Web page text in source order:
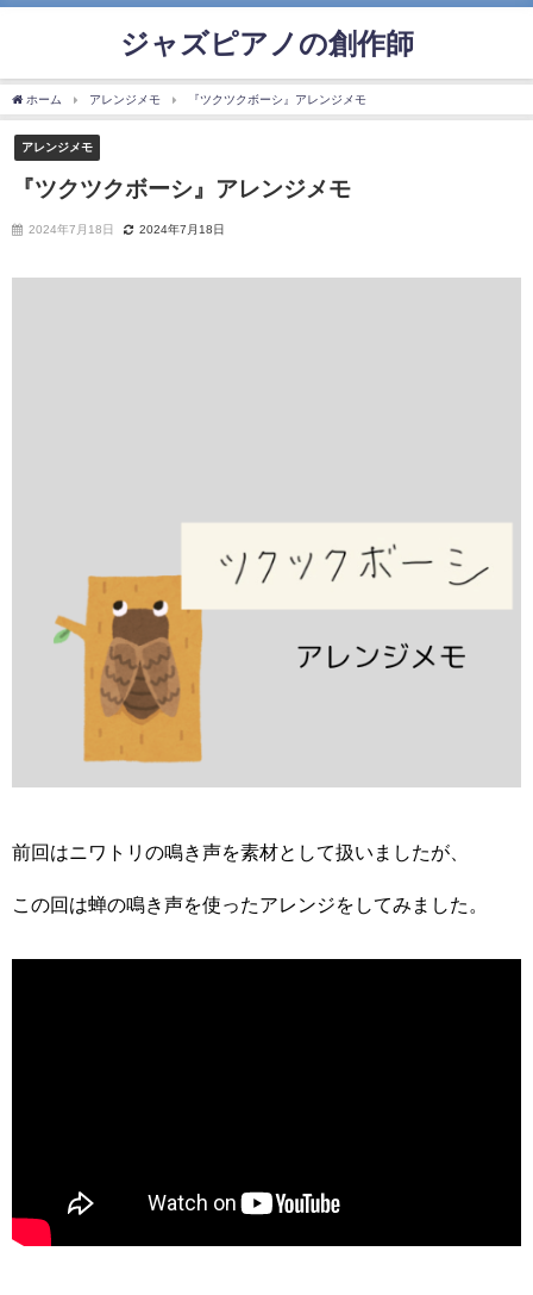
ジャズピアノの創作師
ホーム アレンジメモ 『ツクツクボーシ』アレンジメモ
アレンジメモ
『ツクツクボーシ』アレンジメモ
2024年7月18日 2024年7月18日
前回はニワトリの鳴き声を素材として扱いましたが、
この回は蝉の鳴き声を使ったアレンジをしてみました。